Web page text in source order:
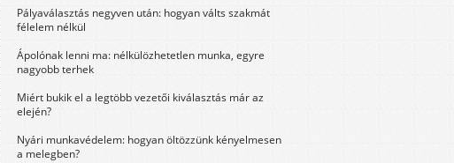
Pályaválasztás negyven után: hogyan válts szakmát
félelem nélkül
Ápolónak lenni ma: nélkülözhetetlen munka, egyre
nagyobb terhek
Miért bukik el a legtöbb vezetői kiválasztás már az
elején?
Nyári munkavédelem: hogyan öltözzünk kényelmesen
a melegben?